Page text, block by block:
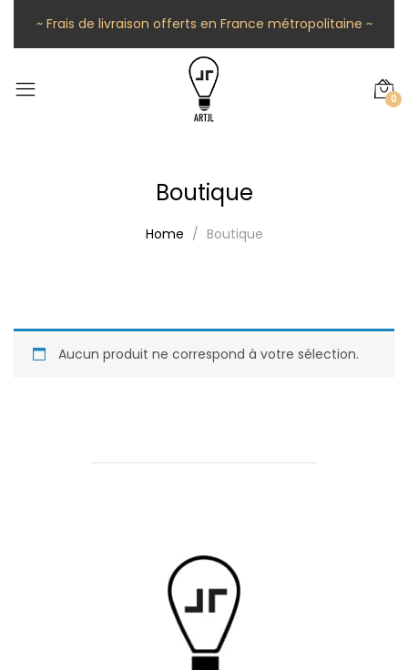
~ Frais de livraison offerts en France métropolitaine ~
0
Boutique
Home Boutique
Aucun produit ne correspond à votre sélection.